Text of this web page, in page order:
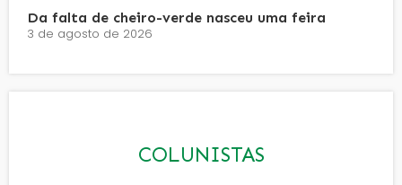
Da falta de cheiro-verde nasceu uma feira
3 de agosto de 2026
COLUNISTAS